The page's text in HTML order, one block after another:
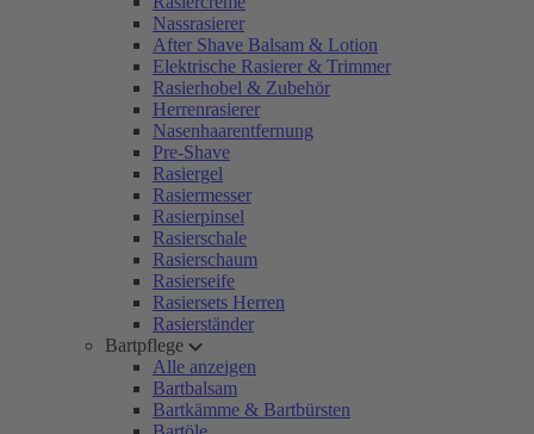
Nassrasierer
After Shave Balsam & Lotion
Elektrische Rasierer & Trimmer
Rasierhobel & Zubehör
Herrenrasierer
Nasenhaarentfernung
Pre-Shave
Rasiergel
Rasiermesser
Rasierpinsel
Rasierschale
Rasierschaum
Rasierseife
Rasiersets Herren
Rasierständer
Bartpflege
Alle anzeigen
Bartbalsam
Bartkämme & Bartbürsten